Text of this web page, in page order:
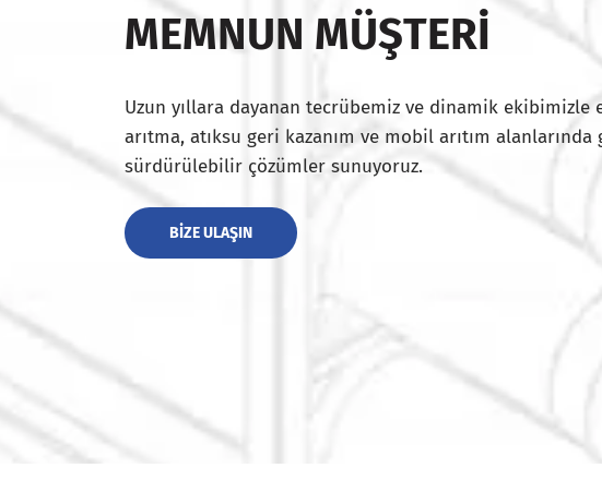
MEMNUN MÜŞTERI
Uzun yıllara dayanan tecrübemiz ve dinamik ekibimizle
arıtma, atıksu geri kazanım ve mobil arıtım
sürdürülebilir çözümler sunuyoruz.
BIZE ULAŞIN